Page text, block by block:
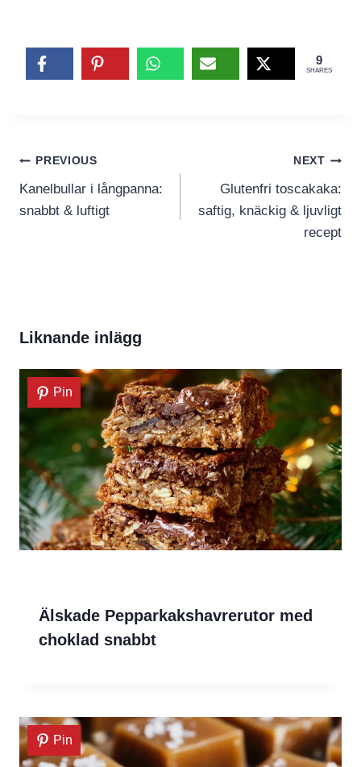
9
SHARES
Inläggsnavigering
PREVIOUS
Kanelbullar i långpanna:
snabbt & luftigt
NEXT
Glutenfri toscakaka:
saftig, knäckig & ljuvligt
recept
Liknande inlägg
Pin
Älskade Pepparkakshavrerutor med
choklad snabbt
Pin